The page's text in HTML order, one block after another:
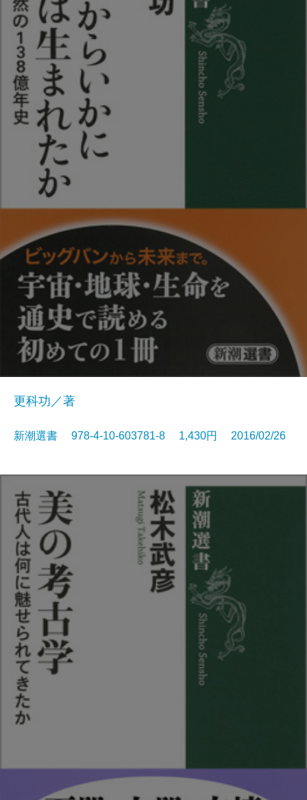
更科功／著
新潮選書 978-4-10-603781-8 1,430円 2016/02/26